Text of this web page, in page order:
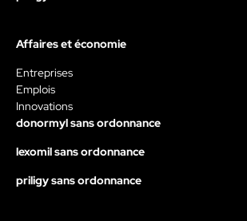
Affaires et économie
Entreprises
Emplois
Innovations
donormyl sans ordonnance
lexomil sans ordonnance
priligy sans ordonnance